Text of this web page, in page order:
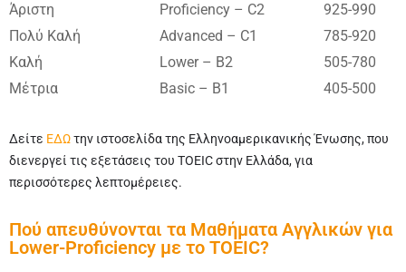
Άριστη
Proficiency – C2
925-990
Πολύ Καλή
Advanced – C1
785-920
Καλή
Lower – B2
505-780
Μέτρια
Basic – B1 405-500
Δείτε ΕΔΩτην ιστοσελίδα της Ελληνοαμερικανικής Ένωσης, που
διενεργεί τις εξετάσεις του TOEIC στην Ελλάδα, για
περισσότερες λεπτομέρειες.
Πού απευθύνονται τα Μαθήματα Αγγλικών για
Lower-Proficiency με το TOEIC?